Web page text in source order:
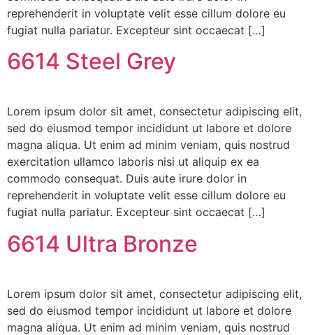
reprehenderit in voluptate velit esse cillum dolore eu
fugiat nulla pariatur. Excepteur sint occaecat […]
6614 Steel Grey
Lorem ipsum dolor sit amet, consectetur adipiscing elit,
sed do eiusmod tempor incididunt ut labore et dolore
magna aliqua. Ut enim ad minim veniam, quis nostrud
exercitation ullamco laboris nisi ut aliquip ex ea
commodo consequat. Duis aute irure dolor in
reprehenderit in voluptate velit esse cillum dolore eu
fugiat nulla pariatur. Excepteur sint occaecat […]
6614 Ultra Bronze
Lorem ipsum dolor sit amet, consectetur adipiscing elit,
sed do eiusmod tempor incididunt ut labore et dolore
magna aliqua. Ut enim ad minim veniam, quis nostrud